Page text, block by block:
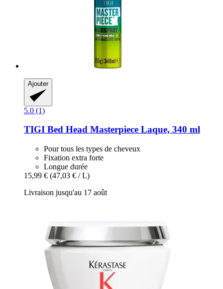
Ajouter
5.0 (1)
TIGI Bed Head Masterpiece Laque, 340 ml
Pour tous les types de cheveux
Fixation extra forte
Longue durée
15,99 € (47,03 € / L)
Livraison jusqu'au 17 août